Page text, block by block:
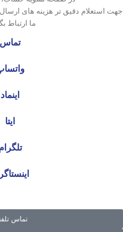
جهت استعلام دقیق تر هزینه های
ما ارتباط
تماس
اینماد
ایتا
تماس